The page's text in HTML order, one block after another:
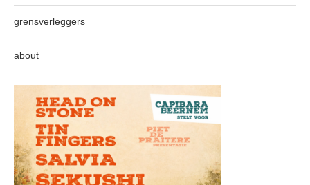
grensverleggers
about